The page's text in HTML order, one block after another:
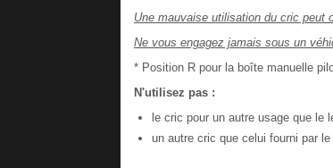
Une mauvaise utilisation du cric peut
Ne vous engagez jamais sous un
* Position R pour la boîte manuelle
N'utilisez pas :
le cric pour un autre usage que le
un autre cric que celui fourni par